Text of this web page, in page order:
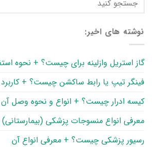
نوشته های اخیر:
گاز استریل وازلینه برای چیست؟ + نحوه
فینگر تیپ یا رابط ساکشن چیست؟ +
کیسه ادرار چیست؟ + انواع و نحوه وصل آن
معرفی انواع منسوجات پزشکی (بیمارستانی)
رسیور پزشکی چیست؟ + معرفی انواع آن